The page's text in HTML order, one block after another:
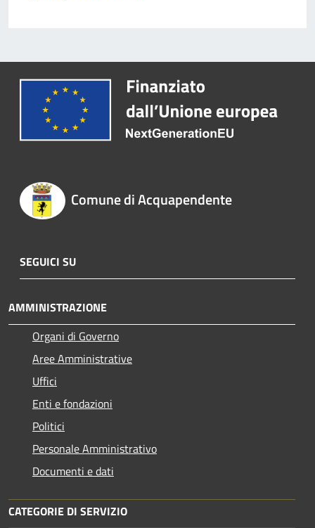
Comune di Acquapendente
SEGUICI SU
AMMINISTRAZIONE
Organi di Governo
Aree Amministrative
Uffici
Enti e fondazioni
Politici
Personale Amministrativo
Documenti e dati
CATEGORIE DI SERVIZIO